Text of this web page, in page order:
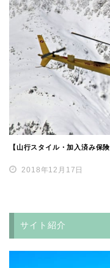
【山行スタイル・加入済み保
2018年12月17日
サイト紹介